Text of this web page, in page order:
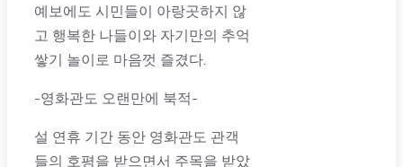
예보에도 시민들이 아랑곳하지 않
고 행복한 나들이와 자기만의 추억
쌓기 놀이로 마음껏 즐겼다.
-영화관도 오랜만에 북적-
설 연휴 기간 동안 영화관도 관객
들의 호평을 받으면서 주목을 받았